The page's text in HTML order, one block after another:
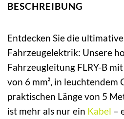
BESCHREIBUNG
Entdecken Sie die
Fahrzeugelektrik: Unsere
Fahrzeugleitung FLRY-B
von 6 mm², in leuchtendem
praktischen Länge von 5
ist mehr als nur ein Kabel –